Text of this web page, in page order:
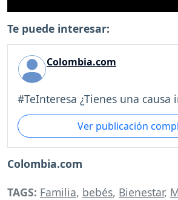
Te puede interesar:
Colombia.com
#TeInteresa ¿Tienes una causa
Ver publicación
Colombia.com
TAGS: Familia, bebés, Bienestar,